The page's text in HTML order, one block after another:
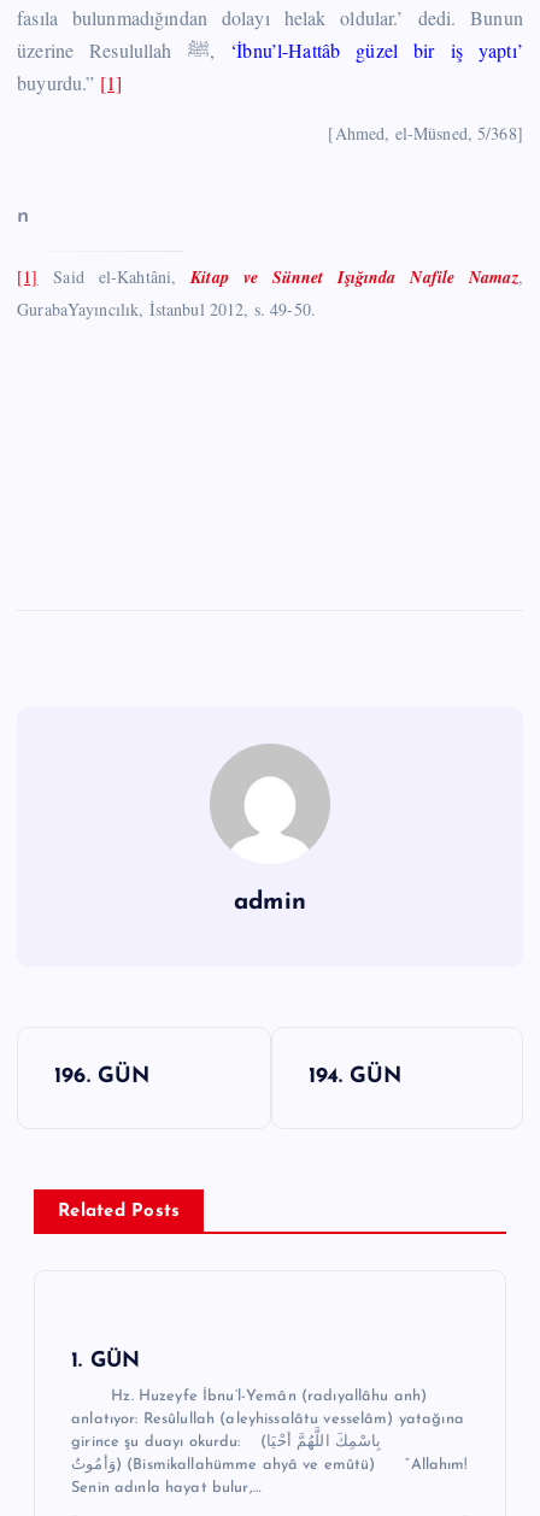
fasıla bulunmadığından dolayı helak oldular.’ dedi. Bunun
üzerine Resulullah ﷺ, ‘İbnu’l-Hattâb güzel bir iş yaptı’
buyurdu.” [1]
[Ahmed, el-Müsned, 5/368]
n
[1] Said el-Kahtâni,Kitap ve Sünnet Işığında Nafile Namaz,
GurabaYayıncılık, İstanbul 2012, s. 49-50.
admin
e
196. GÜN 194. GÜN
Related Posts
1. GÜN
Hz. Huzeyfe İbnu’l-Yemân (radıyallâhu anh)
anlatıyor: Resûlullah (aleyhissalâtu vesselâm) yatağına
girince şu duayı okurdu: (بِاسْمِكَ اللَّهُمَّ أحْيَا
وَأمُوتُ) (Bismikallahümme ahyâ ve emûtü) “Allahım!
Senin adınla hayat bulur,…